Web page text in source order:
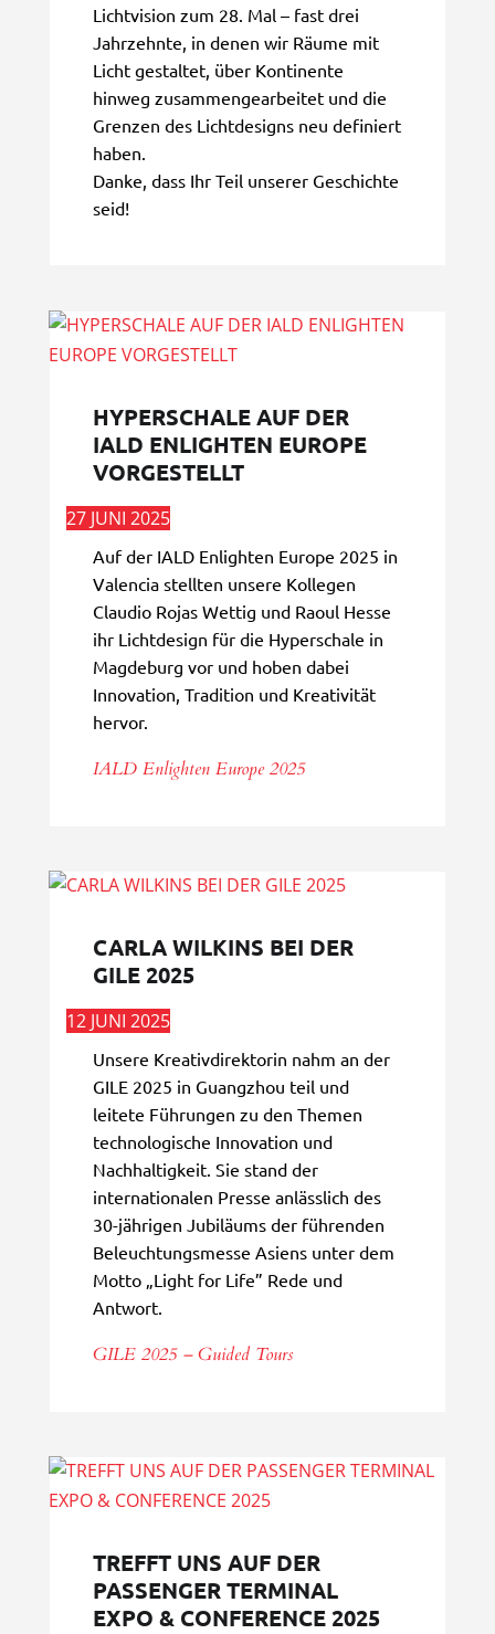
Lichtvision zum 28. Mal – fast drei
Jahrzehnte, in denen wir Räume mit
Licht gestaltet, über Kontinente
hinweg zusammengearbeitet und die
Grenzen des Lichtdesigns neu definiert
haben.
Danke, dass Ihr Teil unserer Geschichte
seid!
HYPERSCHALE AUF DER
IALD ENLIGHTEN EUROPE
VORGESTELLT
27 JUNI 2025
Auf der IALD Enlighten Europe 2025 in
Valencia stellten unsere Kollegen
Claudio Rojas Wettig und Raoul Hesse
ihr Lichtdesign für die Hyperschale in
Magdeburg vor und hoben dabei
Innovation, Tradition und Kreativität
hervor.
IALD Enlighten Europe 2025
CARLA WILKINS BEI DER
GILE 2025
12 JUNI 2025
Unsere Kreativdirektorin nahm an der
GILE 2025 in Guangzhou teil und
leitete Führungen zu den Themen
technologische Innovation und
Nachhaltigkeit. Sie stand der
internationalen Presse anlässlich des
30-jährigen Jubiläums der führenden
Beleuchtungsmesse Asiens unter dem
Motto „Light for Life” Rede und
Antwort.
GILE 2025 – Guided Tours
TREFFT UNS AUF DER
PASSENGER TERMINAL
EXPO & CONFERENCE 2025